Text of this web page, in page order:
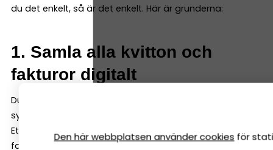
du det enkelt, så är det enkelt. Här är grunderna:
1. Samla alla kvitton och
fakturor digitalt
Du ska inte spara kvitton och fakturor löst – de ska in i
systemet.
Ett bra bokföringsprogram kan både ta emot digitala
fakturor och enkelt scanna in kvitton och fysiska
Den här webbplatsen använder cookies för